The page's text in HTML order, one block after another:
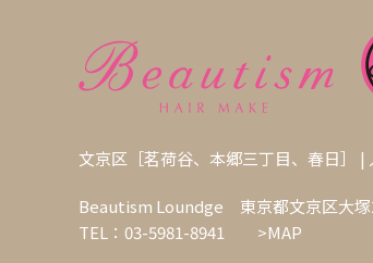
文京区［茗荷谷、本郷三丁目、春日］ |
Beautism Loundge 東京都文京区大塚
TEL：03-5981-8941
>MAP